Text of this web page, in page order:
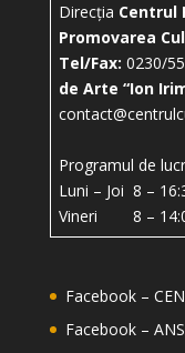
Direcția Centrul
Promovarea
Tel/Fax: 0230/
de Arte “Ion
Programul de
Luni – Joi 8 –
Vineri 8 –
Facebook –
Facebook –